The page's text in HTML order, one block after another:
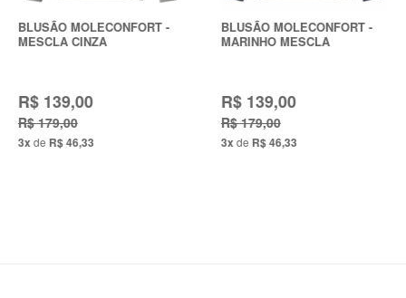
BLUSÃO MOLECONFORT -
MESCLA CINZA
R$ 139,00
R$ 179,00
3x de R$ 46,33
BLUSÃO MOLECONFORT -
MARINHO MESCLA
R$ 139,00
R$ 179,00
3x de R$ 46,33